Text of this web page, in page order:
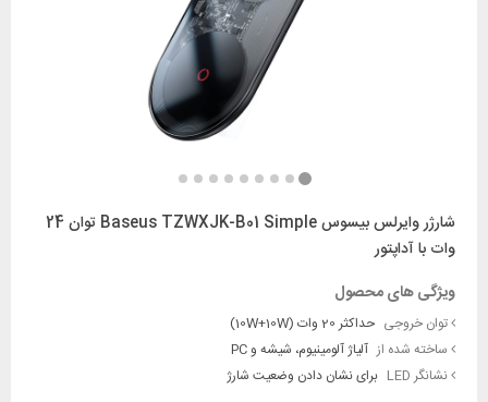
شارژر وایرلس بیسوس Baseus TZWXJK-B01 Simple توان 24
وات با آداپتور
ویژگی های محصول
توان خروجی حداکثر 20 وات (10W+10W)
ساخته شده از آلیاژ آلومینیوم، شیشه و PC
نشانگر LED
برای نشان دادن وضعیت شارژ